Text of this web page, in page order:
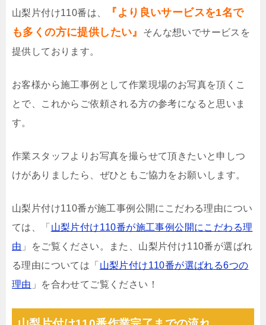
山梨片付け110番は、
『より良いサービスを1名で
も多くの方に提供したい』
そんな想いでサービスを
提供しております。
お客様から施工事例として作業現場のお写真を頂くこ
とで、これからご依頼される方の参考になると思いま
す。
作業スタッフよりお写真を撮らせて頂きたいと申しつ
けがありましたら、ぜひともご協力をお願いします。
山梨片付け110番が施工事例公開にこだわる理由につい
ては、「 山梨片付け110番が施工事例公開にこだわる理
由 」をご覧ください。また、山梨片付け110番が選ばれ
る理由については「 山梨片付け110番が選ばれる6つの
理由 」を合わせてご覧ください！